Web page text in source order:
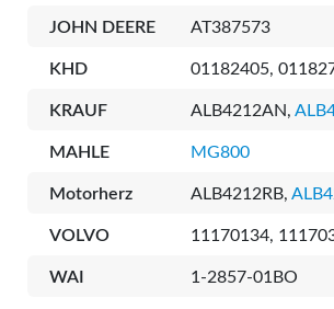
JOHN DEERE AT387573
KHD 01182405,
KRAUF ALB4212AN,
MAHLE MG800
Motorherz ALB4212RB,
VOLVO 11170134,
WAI 1-2857-01BO